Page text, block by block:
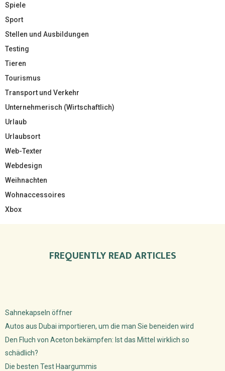
Spiele
Sport
Stellen und Ausbildungen
Testing
Tieren
Tourismus
Transport und Verkehr
Unternehmerisch (Wirtschaftlich)
Urlaub
Urlaubsort
Web-Texter
Webdesign
Weihnachten
Wohnaccessoires
Xbox
FREQUENTLY READ ARTICLES
Sahnekapseln öffner
Autos aus Dubai importieren, um die man Sie beneiden wird
Den Fluch von Aceton bekämpfen: Ist das Mittel wirklich so
schädlich?
Die besten Test Haargummis